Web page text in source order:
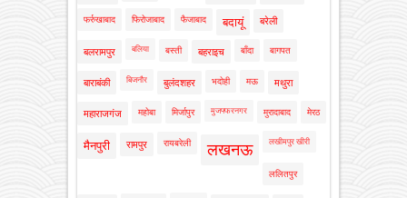
फर्रुखाबाद फिरोजाबाद फैजाबाद बदायूं बरेली
बलरामपुर बलिया बस्ती बहराइच बाँदा बागपत
बाराबंकी बिजनौर बुलंदशहर भदोही मऊ मथुरा
महाराजगंज महोबा मिर्जापुर मुजफ्फरनगर मुरादाबाद मेरठ
मैनपुरी रामपुर रायबरेली लखनऊ लखीमपुर खीरी
ललितपुर